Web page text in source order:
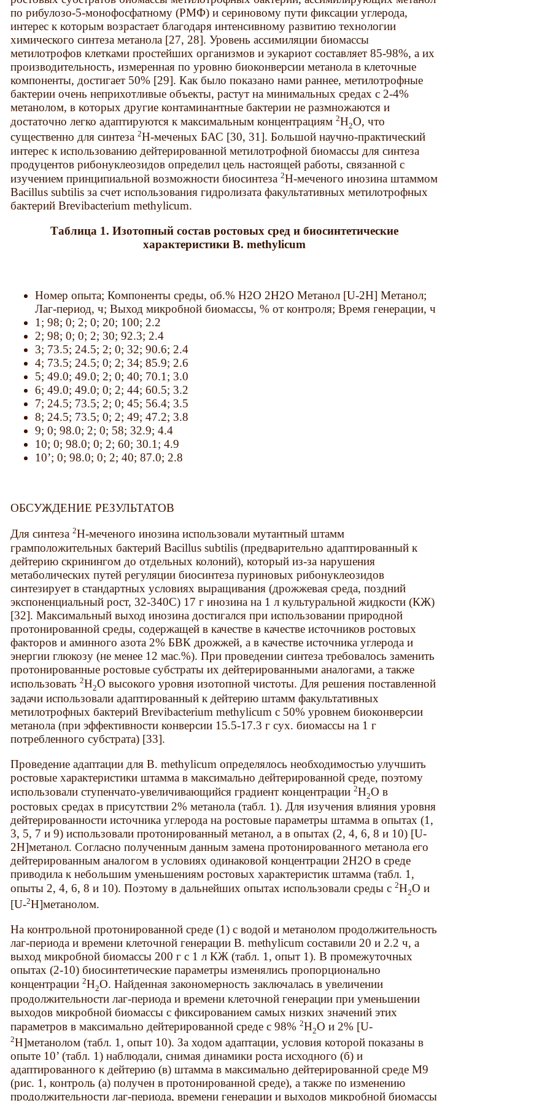
по рибулозо-5-монофосфатному (РМФ) и сериновому пути фиксации углерода,
интерес к которым возрастает благодаря интенсивному развитию технологии
химического синтеза метанола [27, 28]. Уровень ассимиляции биомассы
метилотрофов клетками простейших организмов и эукариот составляет 85-98%, а их
производительность, измеренная по уровню биоконверсии метанола в клеточные
компоненты, достигает 50% [29]. Как было показано нами раннее, метилотрофные
бактерии очень неприхотливые объекты, растут на минимальных средах с 2-4%
метанолом, в которых другие контаминантные бактерии не размножаются и
достаточно легко адаптируются к максимальным концентрациям2Н2О, что
существенно для синтеза2Н-меченых БАС [30, 31]. Большой научно-практический
интерес к использованию дейтерированной метилотрофной биомассы для синтеза
продуцентов рибонуклеозидов определил цель настоящей работы, связанной с
изучением принципиальной возможности биосинтеза2Н-меченого инозина штаммом
Bacillus subtilis за счет использования гидролизата факультативных метилотрофных
бактерий Brevibacterium methylicum.
Таблица 1. Изотопный состав ростовых сред и биосинтетические
характеристики B. methylicum
Номер опыта; Компоненты среды, об.% H2O 2H2O Метанол [U-2H] Метанол;
Лаг-период, ч; Выход микробной биомассы, % от контроля; Время генерации, ч
1; 98; 0; 2; 0; 20; 100; 2.2
2; 98; 0; 0; 2; 30; 92.3; 2.4
3; 73.5; 24.5; 2; 0; 32; 90.6; 2.4
4; 73.5; 24.5; 0; 2; 34; 85.9; 2.6
5; 49.0; 49.0; 2; 0; 40; 70.1; 3.0
6; 49.0; 49.0; 0; 2; 44; 60.5; 3.2
7; 24.5; 73.5; 2; 0; 45; 56.4; 3.5
8; 24.5; 73.5; 0; 2; 49; 47.2; 3.8
9; 0; 98.0; 2; 0; 58; 32.9; 4.4
10; 0; 98.0; 0; 2; 60; 30.1; 4.9
10’; 0; 98.0; 0; 2; 40; 87.0; 2.8
ОБСУЖДЕНИЕ РЕЗУЛЬТАТОВ
Для синтеза2Н-меченого инозина использовали мутантный штамм
грамположительных бактерий Bacillus subtilis (предварительно адаптированный к
дейтерию скринингом до отдельных колоний), который из-за нарушения
метаболических путей регуляции биосинтеза пуриновых рибонуклеозидов
синтезирует в стандартных условиях выращивания (дрожжевая среда, поздний
экспоненциальный рост, 32-340С) 17 г инозина на 1 л культуральной жидкости (КЖ)
[32]. Максимальный выход инозина достигался при использовании природной
протонированной среды, содержащей в качестве в качестве источников ростовых
факторов и аминного азота 2% БВК дрожжей, а в качестве источника углерода и
энергии глюкозу (не менее 12 мас.%). При проведении синтеза требовалось заменить
протонированные ростовые субстраты их дейтерированными аналогами, а также
использовать2Н2О высокого уровня изотопной чистоты. Для решения поставленной
задачи использовали адаптированный к дейтерию штамм факультативных
метилотрофных бактерий Brevibacterium methylicum с 50% уровнем биоконверсии
метанола (при эффективности конверсии 15.5-17.3 г сух. биомассы на 1 г
потребленного субстрата) [33].
Проведение адаптации для B. methylicum определялось необходимостью улучшить
ростовые характеристики штамма в максимально дейтерированной среде, поэтому
использовали ступенчато-увеличивающийся градиент концентрации2Н2О в
ростовых средах в присутствии 2% метанола (табл. 1). Для изучения влияния уровня
дейтерированности источника углерода на ростовые параметры штамма в опытах (1,
3, 5, 7 и 9) использовали протонированный метанол, а в опытах (2, 4, 6, 8 и 10) [U-
2Н]метанол. Согласно полученным данным замена протонированного метанола его
дейтерированным аналогом в условиях одинаковой концентрации 2Н2О в среде
приводила к небольшим уменьшениям ростовых характеристик штамма (табл. 1,
опыты 2, 4, 6, 8 и 10). Поэтому в дальнейших опытах использовали среды с2Н2О и
[U-2Н]метанолом.
На контрольной протонированной среде (1) с водой и метанолом продолжительность
лаг-периода и времени клеточной генерации B. methylicum составили 20 и 2.2 ч, а
выход микробной биомассы 200 г с 1 л КЖ (табл. 1, опыт 1). В промежуточных
опытах (2-10) биосинтетические параметры изменялись пропорционально
концентрации2Н2О. Найденная закономерность заключалась в увеличении
продолжительности лаг-периода и времени клеточной генерации при уменьшении
выходов микробной биомассы с фиксированием самых низких значений этих
параметров в максимально дейтерированной среде с 98%2Н2О и 2% [U-
2H]метанолом (табл. 1, опыт 10). За ходом адаптации, условия которой показаны в
опыте 10’ (табл. 1) наблюдали, снимая динамики роста исходного (б) и
адаптированного к дейтерию (в) штамма в максимально дейтерированной среде М9
(рис. 1, контроль (а) получен в протонированной среде), а также по изменению
продолжительности лаг-периода, времени генерации и выходов микробной биомассы